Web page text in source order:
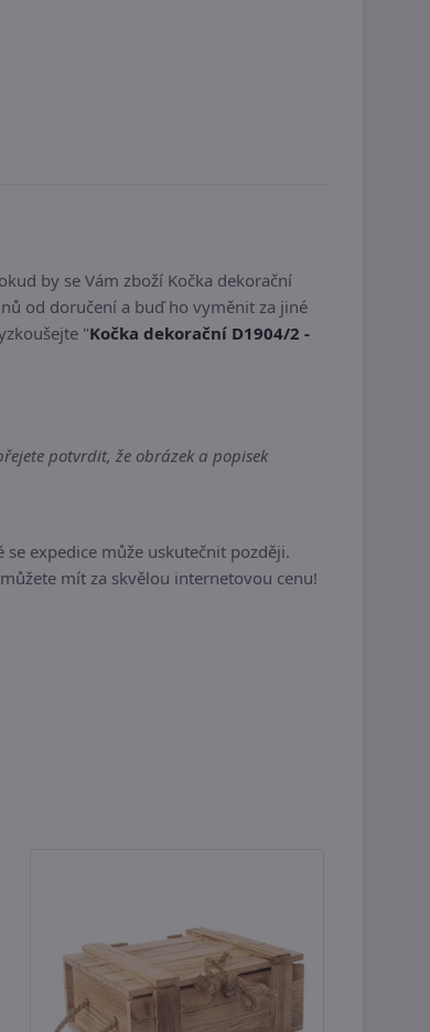
by se Vám zboží Kočka dekorační
od doručení a buď ho vyměnit za jiné
"Kočka dekorační D1904/2 -
potvrdit, že obrázek a popisek
expedice může uskutečnit později.
můžete mít za skvělou internetovou cenu!